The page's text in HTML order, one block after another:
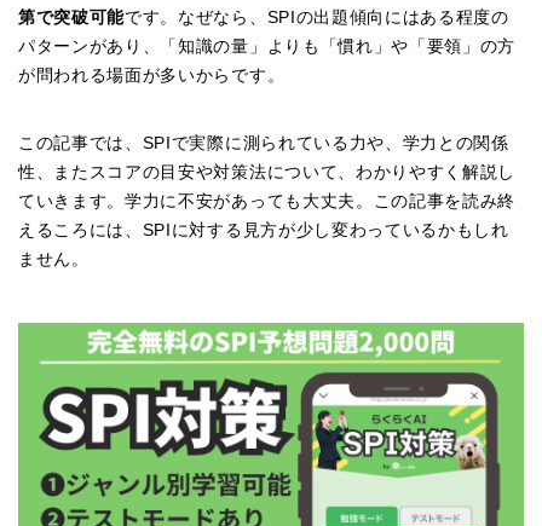
第で突破可能です。なぜなら、SPIの出題傾向にはある程度の
パターンがあり、「知識の量」よりも「慣れ」や「要領」の方
が問われる場面が多いからです。
この記事では、SPIで実際に測られている力や、学力との関係
性、またスコアの目安や対策法について、わかりやすく解説し
ていきます。学力に不安があっても大丈夫。この記事を読み終
えるころには、SPIに対する見方が少し変わっているかもしれ
ません。